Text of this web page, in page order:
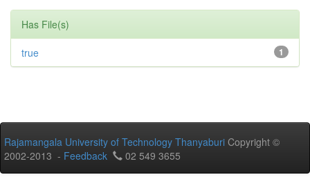
Has File(s)
1
true
Rajamangala University of Technology Thanyaburi Copyright ©
2002-2013 - Feedback 02 549 3655